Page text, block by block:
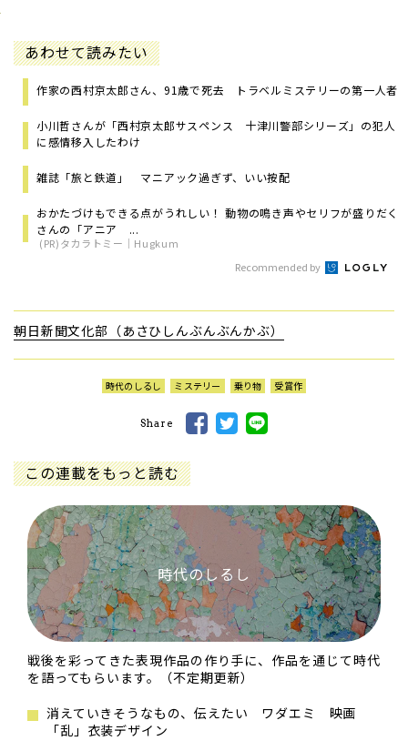
あわせて読みたい
作家の西村京太郎さん、91歳で死去 トラベルミステリーの第一人者
小川哲さんが「西村京太郎サスペンス 十津川警部シリーズ」の犯人
に感情移入したわけ
雑誌「旅と鉄道」 マニアック過ぎず、いい按配
おかたづけもできる点がうれしい！ 動物の鳴き声やセリフが盛りだく
さんの「アニア ...
(PR)タカラトミー｜Hugkum
Recommended by
朝日新聞文化部（あさひしんぶんぶんかぶ）
時代のしるし ミステリー 乗り物 受賞作
Share
この連載をもっと読む
時代のしるし
戦後を彩ってきた表現作品の作り手に、作品を通じて時代
を語ってもらいます。（不定期更新）
消えていきそうなもの、伝えたい ワダエミ 映画
「乱」衣装デザイン